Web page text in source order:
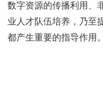
数字资源的传播利用、
业人才队伍培养，乃至
都产生重要的指导作用。